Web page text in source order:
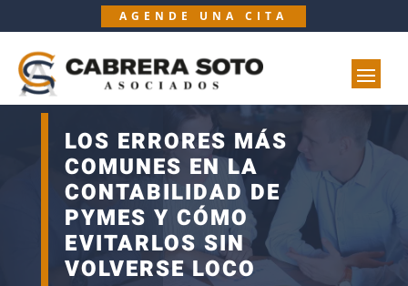
AGENDE UNA CITA
LOS ERRORES MÁS
COMUNES EN LA
CONTABILIDAD DE
PYMES Y CÓMO
EVITARLOS SIN
VOLVERSE LOCO